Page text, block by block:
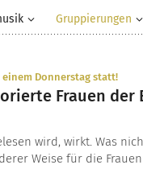
Gruppierungen
Donnerstag statt!:
Frauen der
wird, wirkt. Was
Weise für die Frauen